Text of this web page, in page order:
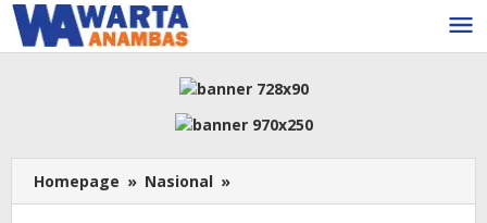
Lewati
ke
konten
Homepage » Nasional »
Dukung